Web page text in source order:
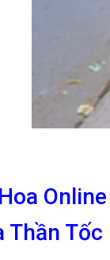
Thần Tốc